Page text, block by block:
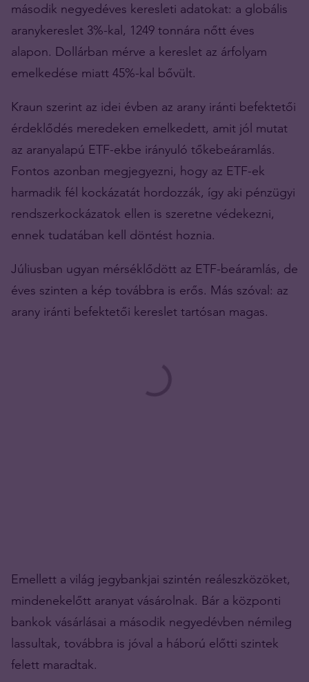
második negyedéves keresleti adatokat: a globális
aranykereslet 3%-kal, 1249 tonnára nőtt éves
alapon. Dollárban mérve a kereslet az árfolyam
emelkedése miatt 45%-kal bővült.
Kraun szerint az idei évben az arany iránti befektetői
érdeklődés meredeken emelkedett, amit jól mutat
az aranyalapú ETF-ekbe irányuló tőkebeáramlás.
Fontos azonban megjegyezni, hogy az ETF-ek
harmadik fél kockázatát hordozzák, így aki pénzügyi
rendszerkockázatok ellen is szeretne védekezni,
ennek tudatában kell döntést hoznia.
Júliusban ugyan mérséklődött az ETF-beáramlás, de
éves szinten a kép továbbra is erős. Más szóval: az
arany iránti befektetői kereslet tartósan magas.
Emellett a világ jegybankjai szintén reáleszközöket,
mindenekelőtt aranyat vásárolnak. Bár a központi
bankok vásárlásai a második negyedévben némileg
lassultak, továbbra is jóval a háború előtti szintek
felett maradtak.